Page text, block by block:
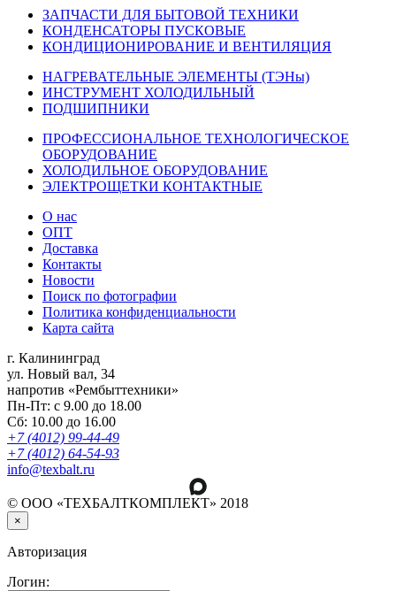
ЗАПЧАСТИ ДЛЯ БЫТОВОЙ ТЕХНИКИ
КОНДЕНСАТОРЫ ПУСКОВЫЕ
КОНДИЦИОНИРОВАНИЕ И ВЕНТИЛЯЦИЯ
НАГРЕВАТЕЛЬНЫЕ ЭЛЕМЕНТЫ (ТЭНы)
ИНСТРУМЕНТ ХОЛОДИЛЬНЫЙ
ПОДШИПНИКИ
ПРОФЕССИОНАЛЬНОЕ ТЕХНОЛОГИЧЕСКОЕ
ОБОРУДОВАНИЕ
ХОЛОДИЛЬНОЕ ОБОРУДОВАНИЕ
ЭЛЕКТРОЩЕТКИ КОНТАКТНЫЕ
О нас
ОПТ
Доставка
Контакты
Новости
Поиск по фотографии
Политика конфиденциальности
Карта сайта
г. Калининград
ул. Новый вал, 34
напротив «Рембыттехники»
Пн-Пт: с 9.00 до 18.00
Сб: 10.00 до 16.00
+7 (4012) 99-44-49
+7 (4012) 64-54-93
info@texbalt.ru
© ООО «ТЕХБАЛТКОМПЛЕКТ» 2018
×
Авторизация
Логин: